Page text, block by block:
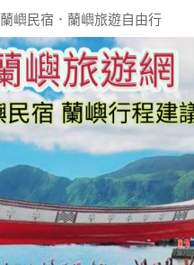
蘭嶼民宿．蘭嶼旅遊自由行